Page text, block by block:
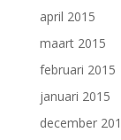
april 2015
maart 2015
februari 2015
januari 2015
december